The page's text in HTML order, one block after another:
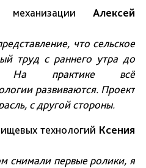
механизации Алексей
что сельское
труд с раннего утра до
На практике всё
развиваются. Проект
с другой стороны.
технологий Ксения
снимали первые ролики, я